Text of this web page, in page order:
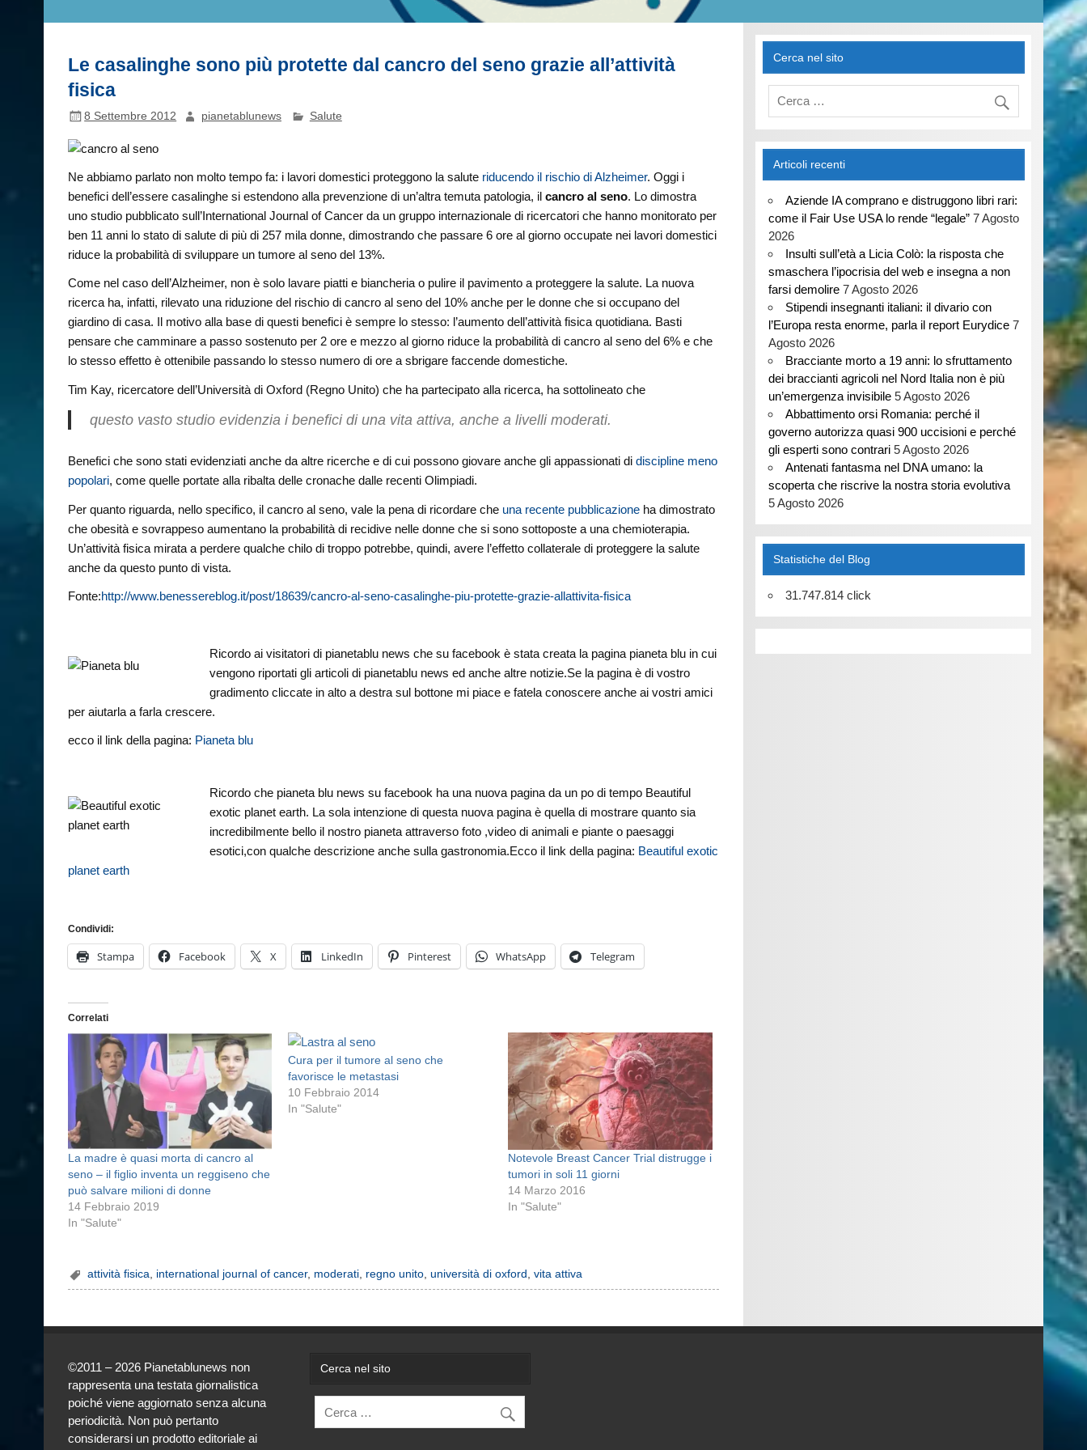
Le casalinghe sono più protette dal cancro del seno grazie all’attività
fisica
8 Settembre 2012 pianetablunews Salute
Ne abbiamo parlato non molto tempo fa: i lavori domestici proteggono la salute riducendo il rischio di Alzheimer. Oggi i
benefici dell’essere casalinghe si estendono alla prevenzione di un’altra temuta patologia, ilcancro al seno. Lo dimostra
uno studio pubblicato sull’International Journal of Cancer da un gruppo internazionale di ricercatori che hanno monitorato per
ben 11 anni lo stato di salute di più di 257 mila donne, dimostrando che passare 6 ore al giorno occupate nei lavori domestici
riduce la probabilità di sviluppare un tumore al seno del 13%.
Come nel caso dell’Alzheimer, non è solo lavare piatti e biancheria o pulire il pavimento a proteggere la salute. La nuova
ricerca ha, infatti, rilevato una riduzione del rischio di cancro al seno del 10% anche per le donne che si occupano del
giardino di casa. Il motivo alla base di questi benefici è sempre lo stesso: l’aumento dell’attività fisica quotidiana. Basti
pensare che camminare a passo sostenuto per 2 ore e mezzo al giorno riduce la probabilità di cancro al seno del 6% e che
lo stesso effetto è ottenibile passando lo stesso numero di ore a sbrigare faccende domestiche.
Tim Kay, ricercatore dell’Università di Oxford (Regno Unito) che ha partecipato alla ricerca, ha sottolineato che
questo vasto studio evidenzia i benefici di una vita attiva, anche a livelli moderati.
Benefici che sono stati evidenziati anche da altre ricerche e di cui possono giovare anche gli appassionati didiscipline meno
popolari, come quelle portate alla ribalta delle cronache dalle recenti Olimpiadi.
Per quanto riguarda, nello specifico, il cancro al seno, vale la pena di ricordare che una recente pubblicazione ha dimostrato
che obesità e sovrappeso aumentano la probabilità di recidive nelle donne che si sono sottoposte a una chemioterapia.
Un’attività fisica mirata a perdere qualche chilo di troppo potrebbe, quindi, avere l’effetto collaterale di proteggere la salute
anche da questo punto di vista.
Fonte:http://www.benessereblog.it/post/18639/cancro-al-seno-casalinghe-piu-protette-grazie-allattivita-fisica
Ricordo ai visitatori di pianetablu news che su facebook è stata creata la pagina pianeta blu in cui
vengono riportati gli articoli di pianetablu news ed anche altre notizie.Se la pagina è di vostro
gradimento cliccate in alto a destra sul bottone mi piace e fatela conoscere anche ai vostri amici
per aiutarla a farla crescere.
ecco il link della pagina: Pianeta blu
Ricordo che pianeta blu news su facebook ha una nuova pagina da un po di tempo Beautiful
exotic planet earth. La sola intenzione di questa nuova pagina è quella di mostrare quanto sia
incredibilmente bello il nostro pianeta attraverso foto ,video di animali e piante o paesaggi
esotici,con qualche descrizione anche sulla gastronomia.Ecco il link della pagina: Beautiful exotic
planet earth
Condividi:
Stampa Facebook X LinkedIn Pinterest WhatsApp Telegram
Correlati
La madre è quasi morta di cancro al
seno – il figlio inventa un reggiseno che
può salvare milioni di donne
14 Febbraio 2019
In "Salute"
Cura per il tumore al seno che
favorisce le metastasi
10 Febbraio 2014
In "Salute"
Notevole Breast Cancer Trial distrugge i
tumori in soli 11 giorni
14 Marzo 2016
In "Salute"
attività fisica international journal of cancer, moderati regno unito ,università di oxford ,vita attiva
Cerca nel sito
Articoli recenti
Aziende IA comprano e distruggono libri rari:
come il Fair Use USA lo rende “legale” 7 Agosto
2026
Insulti sull’età a Licia Colò: la risposta che
smaschera l’ipocrisia del web e insegna a non
farsi demolire 7 Agosto 2026
Stipendi insegnanti italiani: il divario con
l’Europa resta enorme, parla il report Eurydice 7
Agosto 2026
Bracciante morto a 19 anni: lo sfruttamento
dei braccianti agricoli nel Nord Italia non è più
un’emergenza invisibile 5 Agosto 2026
Abbattimento orsi Romania: perché il
governo autorizza quasi 900 uccisioni e perché
gli esperti sono contrari 5 Agosto 2026
Antenati fantasma nel DNA umano: la
scoperta che riscrive la nostra storia evolutiva
5 Agosto 2026
Statistiche del Blog
31.747.814 click
©2011 – 2026 Pianetablunews non
rappresenta una testata giornalistica
poiché viene aggiornato senza alcuna
periodicità. Non può pertanto
considerarsi un prodotto editoriale ai
Cerca nel sito